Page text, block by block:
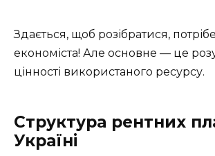
Здається, щоб розібратися,
економіста! Але основне — це
цінності використаного ресурсу.
Структура рентних
Україні